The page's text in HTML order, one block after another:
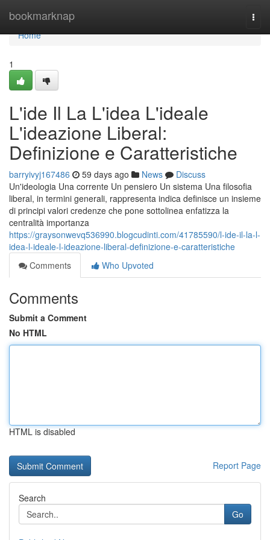
bookmarknap
Home
Home
1
L'ide Il La L'idea L'ideale
L'ideazione Liberal:
Definizione e Caratteristiche
barryivyj167486 59 days ago News
Discuss
Un'ideologia Una corrente Un pensiero Un sistema Una filosofia
liberal, in termini generali, rappresenta indica definisce un insieme
di principi valori credenze che pone sottolinea enfatizza la
centralità importanza
https://graysonwevq536990.blogcudinti.com/41785590/l-ide-il-la-l-
idea-l-ideale-l-ideazione-liberal-definizione-e-caratteristiche
Comments
Who Upvoted
Comments
Submit a Comment
No HTML
HTML is disabled
Report Page
Search
Go